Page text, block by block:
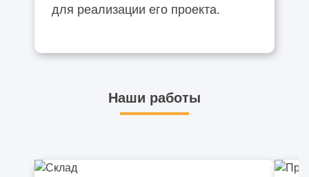
для реализации его проекта.
Наши работы